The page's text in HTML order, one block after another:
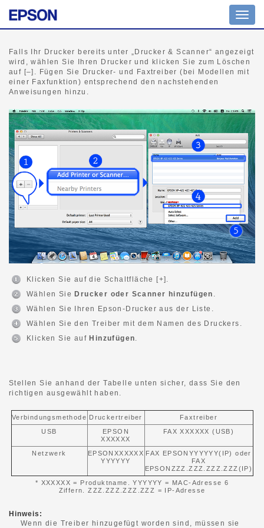
Falls Ihr Drucker bereits unter „Drucker & Scanner“ angezeigt
wird, wählen Sie Ihren Drucker und klicken Sie zum Löschen
auf [–]. Fügen Sie Drucker- und Faxtreiber (bei Modellen mit
einer Faxfunktion) entsprechend den nachstehenden
Anweisungen hinzu.
Klicken Sie auf die Schaltfläche [+].
Wählen SieDrucker oder Scanner hinzufügen
Wählen Sie Ihren Epson-Drucker aus der Liste.
Wählen Sie den Treiber mit dem Namen des Druckers.
Klicken Sie aufHinzufügen
Stellen Sie anhand der Tabelle unten sicher, dass Sie den
richtigen ausgewählt haben.
Verbindungsmethode Druckertreiber
Faxtreiber
USB
EPSON
XXXXXX
FAX XXXXXX (USB)
Netzwerk
EPSONXXXXXX
YYYYYY
FAX EPSONYYYYYY(IP) oder
FAX
EPSONZZZ.ZZZ.ZZZ.ZZZ(IP)
* XXXXXX = Produktname. YYYYYY = MAC-Adresse 6
Ziffern. ZZZ.ZZZ.ZZZ.ZZZ = IP-Adresse
Hinweis:
Wenn die Treiber hinzugefügt worden sind, müssen sie